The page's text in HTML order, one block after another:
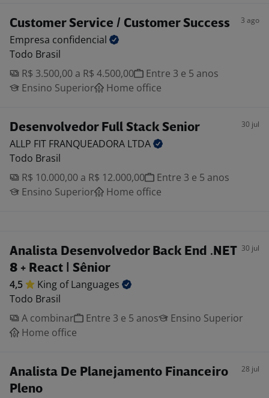
Customer Service / Customer Success 3 ago
Empresa confidencial
Todo Brasil
R$ 3.500,00 a R$ 4.500,00
Entre 3 e 5 anos
Ensino Superior
Home office
Desenvolvedor Full Stack Senior 30 jul
ALLP FIT FRANQUEADORA LTDA
Todo Brasil
R$ 10.000,00 a R$ 12.000,00
Entre 3 e 5 anos
Ensino Superior
Home office
Analista Desenvolvedor Back End .NET
8 + React | Sênior
30 jul
4,5 King ofLanguages
Todo Brasil
A combinar
Entre 3 e 5 anos
Ensino Superior
Home office
Analista De Planejamento Financeiro
Pleno
28 jul